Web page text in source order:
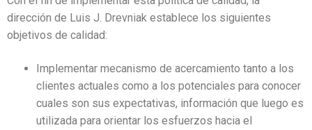
dirección de Luis J. Drevniak establece los siguientes
objetivos de calidad:
Implementar mecanismo de acercamiento tanto a los
clientes actuales como a los potenciales para conocer
cuales son sus expectativas, información que luego es
utilizada para orientar los esfuerzos hacia el